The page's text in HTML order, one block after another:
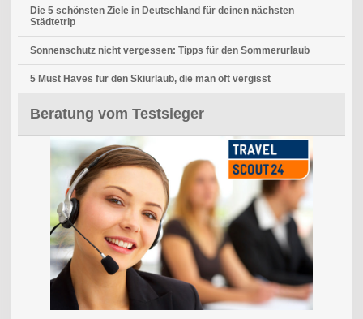
Die 5 schönsten Ziele in Deutschland für deinen nächsten
Städtetrip
Sonnenschutz nicht vergessen: Tipps für den Sommerurlaub
5 Must Haves für den Skiurlaub, die man oft vergisst
Beratung vom Testsieger